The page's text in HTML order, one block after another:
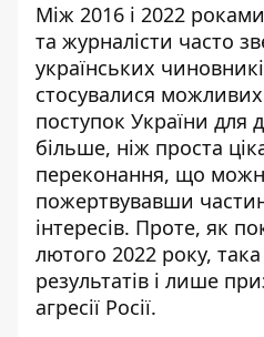
Між 2016 і 2022
та журналісти часто
українських
стосувалися
поступок України для
більше, ніж проста
переконання, що
пожертвувавши
інтересів. Проте, як
лютого 2022 року, така
результатів і лише
агресії Росії.